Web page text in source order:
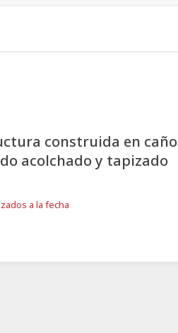
construida en caño
acolchado y tapizado
a la fecha